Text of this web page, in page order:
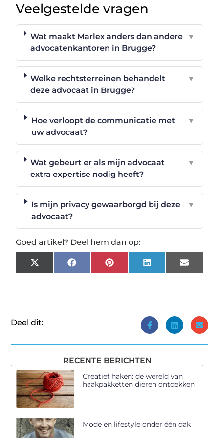
Veelgestelde vragen
Wat maakt Marlex anders dan andere
advocatenkantoren in Brugge?
▼
Welke rechtsterreinen behandelt
deze advocaat in Brugge?
▼
Hoe verloopt de communicatie met
uw advocaat?
▼
Wat gebeurt er als mijn advocaat
extra expertise nodig heeft?
▼
Is mijn privacy gewaarborgd bij deze
advocaat?
▼
Goed artikel? Deel hem dan op:
X
(Twitter)
FacebookPinterestLinkedInEmail
Deel dit:
RECENTE BERICHTEN
Creatief haken: de wereld van
haakpakketten dieren ontdekken
Mode en lifestyle onder één dak